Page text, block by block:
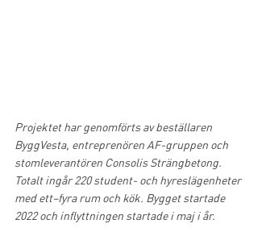
Projektet har genomförts av beställaren
ByggVesta, entreprenören AF-gruppen och
stomleverantören Consolis Strängbetong.
Totalt ingår 220 student- och hyreslägenheter
med ett–fyra rum och kök. Bygget startade
2022 och inflyttningen startade i maj i år.